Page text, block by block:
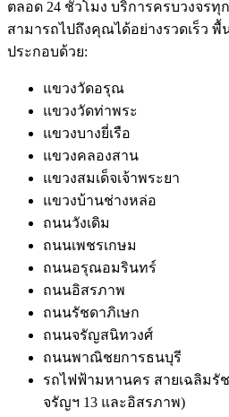
ตลอด 24 ชั่วโมง บริการครบวงจร
สามารถไปถึงคุณได้อย่างรวดเร็ว พื้
ประกอบด้วย:
แขวงวัดอรุณ
แขวงวัดท่าพระ
แขวงบางยี่เรือ
แขวงคลองสาน
แขวงสมเด็จเจ้าพระยา
แขวงบ้านช่างหล่อ
ถนนวังเดิม
ถนนเพชรเกษม
ถนนอรุณอมรินทร์
ถนนอิสรภาพ
ถนนรัชดาภิเษก
ถนนจรัญสนิทวงศ์
ถนนพาณิชยการธนบุรี
รถไฟฟ้ามหานคร สายเฉลิมรั
จรัญฯ 13 และอิสรภาพ)